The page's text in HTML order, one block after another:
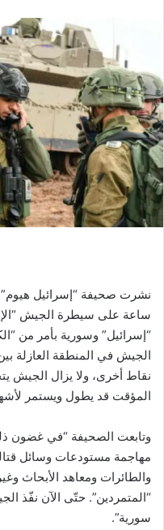
ساعة على سيطرة الجيش
“إسرائيل” وسورية بأمر من
الجيش في المنطقة العازلة
نقاط أخرى، ولا يزال الجيش
المؤقت قد يطول ويستمر
وتابعت الصحيفة “في غضون
مهاجمة مستودعات وسائل
والطائرات ومعاهد الأبحاث
“المتمردين”. حتّى الآن نفّذ
سورية”.